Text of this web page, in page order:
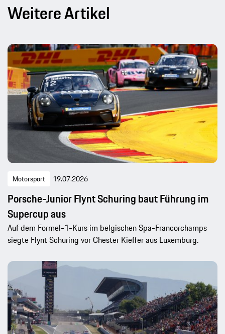
Weitere Artikel
Motorsport 19.07.2026
Porsche-Junior Flynt Schuring baut Führung im
Supercup aus
Auf dem Formel-1-Kurs im belgischen Spa-Francorchamps
siegte Flynt Schuring vor Chester Kieffer aus Luxemburg.